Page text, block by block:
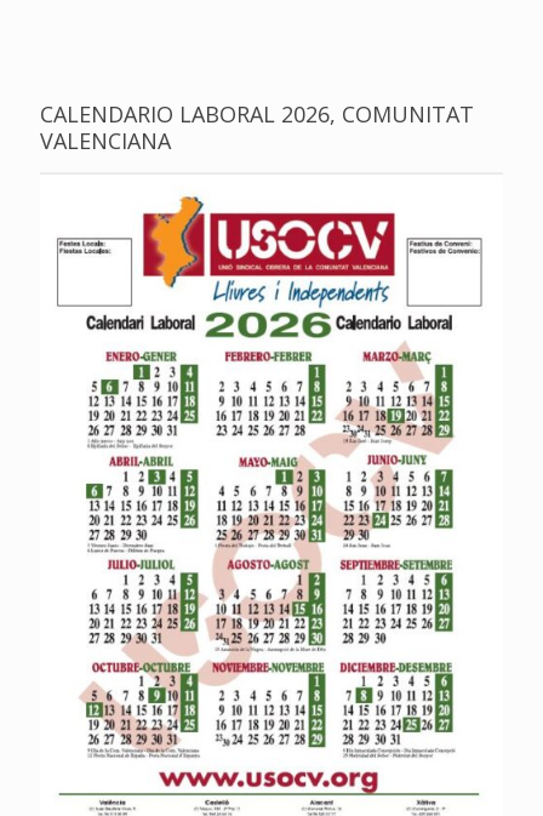
CALENDARIO LABORAL 2026, COMUNITAT
VALENCIANA